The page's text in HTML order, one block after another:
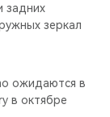
задних
зеркал
ожидаются в
в октябре